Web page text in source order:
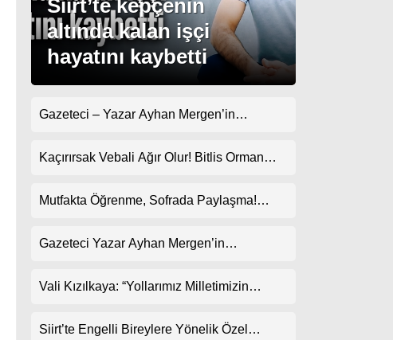
Gündem
Dünya
Spor
Siirt’te kepçenin
altında kalan işçi
hayatını kaybetti
Gazeteci – Yazar Ayhan Mergen’in
Bari Bu Kez Uyanık Olalım”
Kaçırırsak Vebali Ağır Olur! Bitlis Orman
Mutfakta Öğrenme, Sofrada Paylaşma!
Etkinliği
Gazeteci Yazar Ayhan Mergen’in
Koyulan Bir Dönem”
Vali Kızılkaya: “Yollarımız Milletimizin
Siirt’te Engelli Bireylere Yönelik Özel